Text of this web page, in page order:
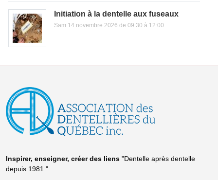
Initiation à la dentelle aux fuseaux
Sam 14 novembre 2026 de 09:30 à 12:00
Inspirer, enseigner, créer des liens "Dentelle après dentelle
depuis 1981."